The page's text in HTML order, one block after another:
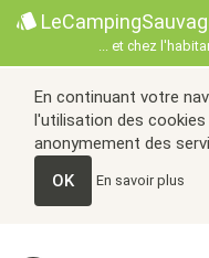
... et chez
En continuant votre
l'utilisation des
anonymement des
OK
En savoir plus